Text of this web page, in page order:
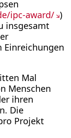
ipc-award/ )
insgesamt
Einreichungen
Mal
Menschen
ihren
Die
Projekt